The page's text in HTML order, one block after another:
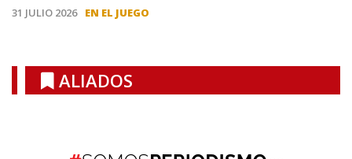
31 JULIO 2026 EN EL JUEGO
ALIADOS